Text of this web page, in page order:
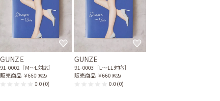
GUNZE
91-0002［M〜L対応］
販売商品 ￥660 (税込)
0.0(0)
GUNZE
91-0003［L〜LL対応］
販売商品 ￥660 (税込)
0.0(0)